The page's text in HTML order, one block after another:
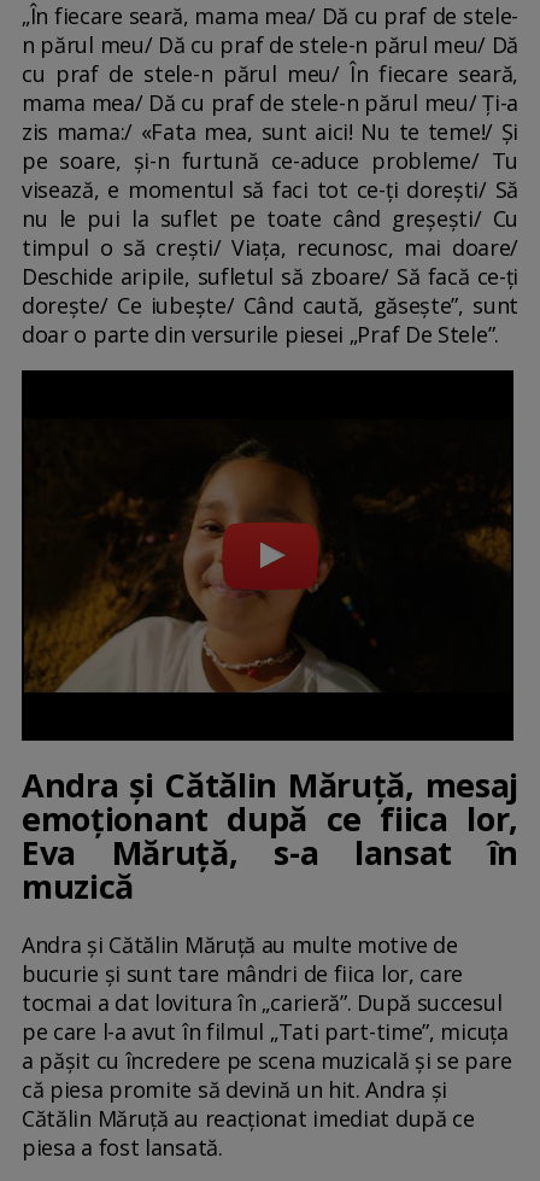
„În fiecare seară, mama mea/ Dă cu praf de stele-
n părul meu/ Dă cu praf de stele-n părul meu/ Dă
cu praf de stele-n părul meu/ În fiecare seară,
mama mea/ Dă cu praf de stele-n părul meu/ Ți-a
zis mama:/ «Fata mea, sunt aici! Nu te teme!/ Și
pe soare, și-n furtună ce-aduce probleme/ Tu
visează, e momentul să faci tot ce-ți dorești/ Să
nu le pui la suflet pe toate când greșești/ Cu
timpul o să crești/ Viața, recunosc, mai doare/
Deschide aripile, sufletul să zboare/ Să facă ce-ți
dorește/ Ce iubește/ Când caută, găsește”, sunt
doar o parte din versurile piesei „Praf De Stele”.
Andra și Cătălin Măruță, mesaj
emoționant după ce fiica lor,
Eva Măruță, s-a lansat în
muzică
Andra și Cătălin Măruță au multe motive de
bucurie și sunt tare mândri de fiica lor, care
tocmai a dat lovitura în „carieră”. După succesul
pe care l-a avut în filmul „Tati part-time”, micuța
a pășit cu încredere pe scena muzicală și se pare
că piesa promite să devină un hit. Andra și
Cătălin Măruță au reacționat imediat după ce
piesa a fost lansată.